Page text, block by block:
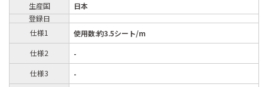
生産国
日本
登録日
仕様1
使用数:約3.5シート/m
仕様2
-
仕様3
-